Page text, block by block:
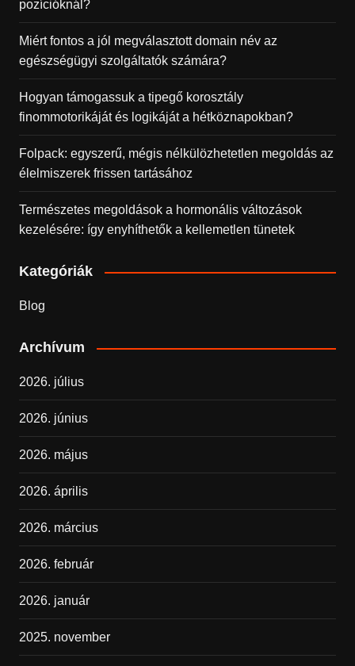
pozícióknál?
Miért fontos a jól megválasztott domain név az
egészségügyi szolgáltatók számára?
Hogyan támogassuk a tipegő korosztály
finommotorikáját és logikáját a hétköznapokban?
Folpack: egyszerű, mégis nélkülözhetetlen megoldás az
élelmiszerek frissen tartásához
Természetes megoldások a hormonális változások
kezelésére: így enyhíthetők a kellemetlen tünetek
Kategóriák
Blog
Archívum
2026. július
2026. június
2026. május
2026. április
2026. március
2026. február
2026. január
2025. november